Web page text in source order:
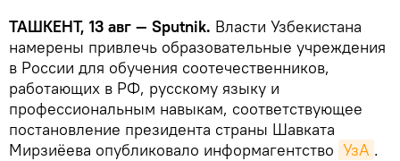
ТАШКЕНТ, 13 авг — Sputnik. Власти Узбекистана
намерены привлечь образовательные учреждения
в России для обучения соотечественников,
работающих в РФ, русскому языку и
профессиональным навыкам, соответствующее
постановление президента страны Шавката
Мирзиёева опубликовало информагентство УзА .